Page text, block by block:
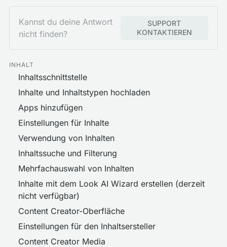
Kannst du deine Antwort
nicht finden?
SUPPORT
KONTAKTIEREN
INHALT
Inhaltsschnittstelle
Inhalte und Inhaltstypen hochladen
Apps hinzufügen
Einstellungen für Inhalte
Verwendung von Inhalten
Inhaltssuche und Filterung
Mehrfachauswahl von Inhalten
Inhalte mit dem Look AI Wizard erstellen (derzeit
nicht verfügbar)
Content Creator-Oberfläche
Einstellungen für den Inhaltsersteller
Content Creator Media